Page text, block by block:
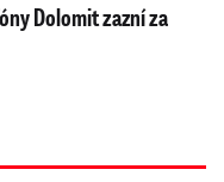
Dolomit zazní za